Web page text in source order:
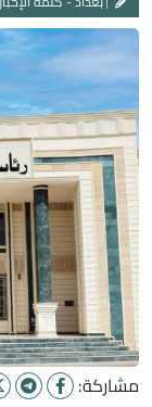
مشاركة: